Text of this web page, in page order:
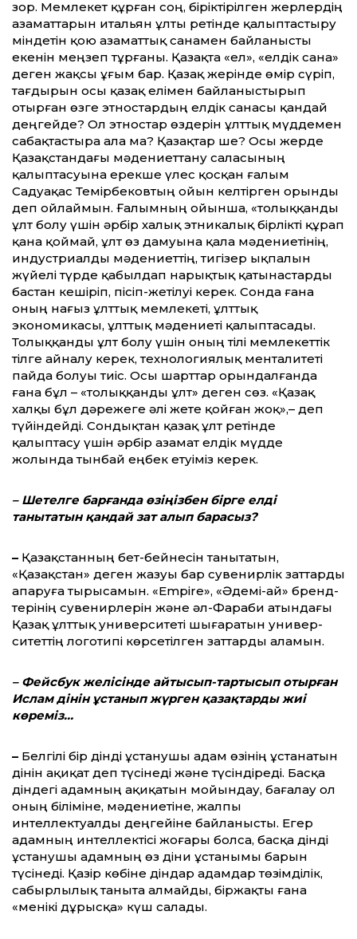
зор. Мемлекет құрған соң, біріктірілген жерлердің
азаматтарын итальян ұлты ретінде қалыптастыру
міндетін қою азаматтық санамен байланысты
екенін меңзеп тұрғаны. Қазақта «ел», «елдік сана»
деген жақсы ұғым бар. Қазақ жерінде өмір сүріп,
тағдырын осы қазақ елімен байланыстырып
отырған өзге этностардың елдік санасы қандай
деңгейде? Ол этностар өздерін ұлттық мүддемен
сабақтастыра ала ма? Қазақтар ше? Осы жерде
Қазақстандағы мәдениеттану саласының
қалыптасуына ерекше үлес қосқан ғалым
Садуақас Темірбековтың ойын келтірген орынды
деп ойлаймын. Ғалымның ойынша, «толыққанды
ұлт болу үшін әрбір халық этникалық бірлікті құрап
қана қоймай, ұлт өз дамуына қала мәдениетінің,
индустриалды мәдениеттің, тигізер ықпалын
жүйелі түрде қабылдап нарықтық қатынастарды
бастан кешіріп, пісіп-жетілуі керек. Сонда ғана
оның нағыз ұлттық мемлекеті, ұлттық
экономикасы, ұлттық мәдениеті қалыптасады.
Толыққанды ұлт болу үшін оның тілі мемлекеттік
тілге айналу керек, технологиялық менталитеті
пайда болуы тиіс. Осы шарттар орындалғанда
ғана бұл – «толыққанды ұлт» деген сөз. «Қазақ
халқы бұл дәрежеге әлі жете қойған жоқ»,– деп
түйіндейді. Сондықтан қазақ ұлт ретінде
қалыптасу үшін әрбір азамат елдік мүдде
жолында тынбай еңбек етуіміз керек.
– Шетелге барғанда өзіңізбен бірге елді
танытатын қандай зат алып барасыз?
– Қазақстанның бет-бейнесін танытатын,
«Қазақстан» деген жазуы бар сувенирлік зат­тарды
апаруға тырысамын. «Empire», «Әдемі-ай» бренд­
терінің сувенирлерін және әл-Фараби атындағы
Қазақ ұлттық университеті шығаратын универ­
ситеттің логотипі көрсе­тілген заттарды аламын.
– Фейсбук желісінде айтысып-тартысып отырған
Ислам дінін ұстанып жүрген қазақтарды жиі
көреміз…
– Белгілі бір дінді ұстанушы адам өзінің ұстанатын
дінін ақиқат деп түсінеді және түсіндіреді. Басқа
діндегі адамның ақиқатын мойындау, бағалау ол
оның біліміне, мәдениетіне, жалпы
интеллектуалды деңгейіне байланысты. Егер
адамның интеллектісі жоғары болса, басқа дінді
ұстанушы адамның өз діни ұстанымы барын
түсінеді. Қазір көбіне діндар адамдар төзімділік,
сабырлылық таныта алмайды, біржақты ғана
«менікі дұрысқа» күш салады.